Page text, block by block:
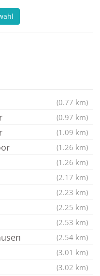
(0.77 km)
(0.97 km)
(1.09 km)
(1.26 km)
(1.26 km)
(2.17 km)
(2.23 km)
(2.25 km)
(2.53 km)
(2.54 km)
(3.01 km)
(3.02 km)